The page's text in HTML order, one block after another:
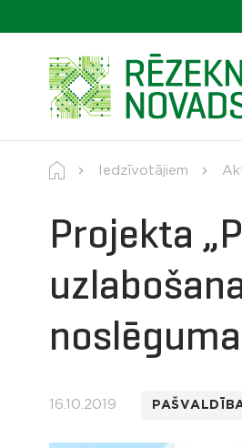
Iedzīvotājiem
Projekta
16.10.2019